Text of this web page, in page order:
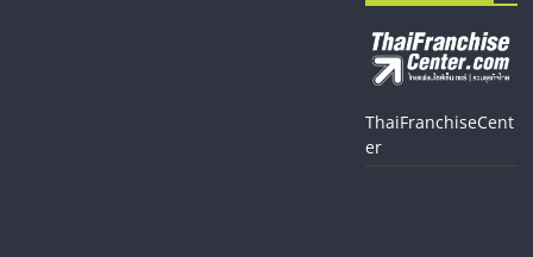
ThaiFranchiseCent
er